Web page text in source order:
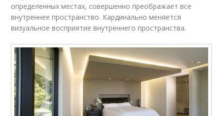
определенных местах, совершенно преображает все
внутреннее пространство. Кардинально меняется
визуальное восприятие внутреннего пространства.